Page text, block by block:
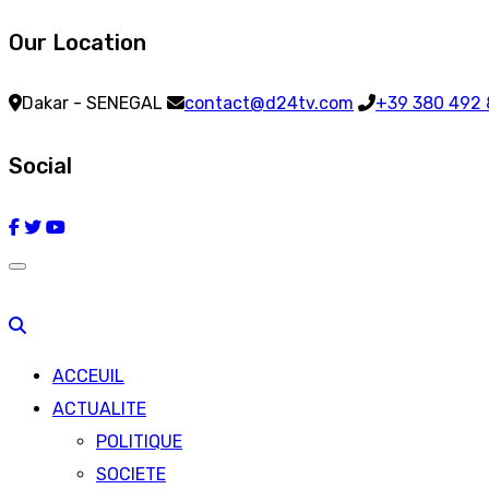
Our Location
Dakar - SENEGAL contact@d24tv.com +39 380 492
Social
ACCEUIL
ACTUALITE
POLITIQUE
SOCIETE